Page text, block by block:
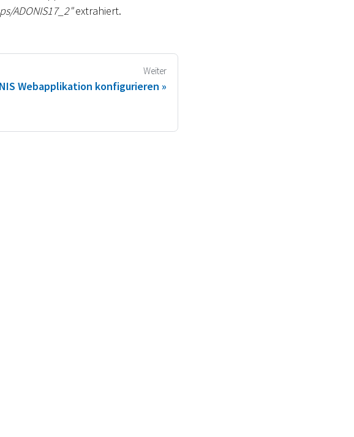
ADONIS17_2"extrahiert.
Weiter
Webapplikation konfigurieren